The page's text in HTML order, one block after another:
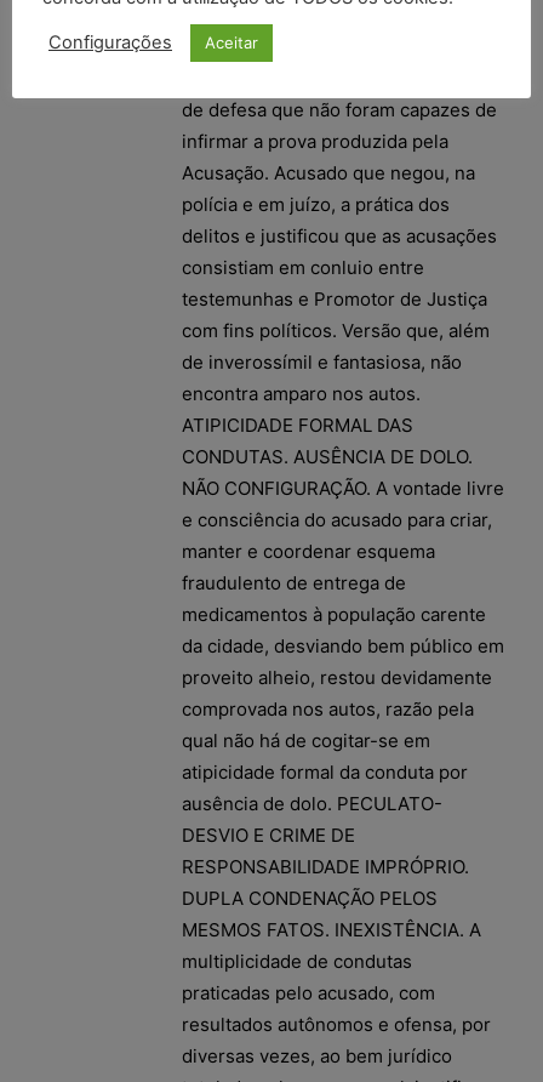
do acusado, que, à época, ocupava o
cargo de diretor da saúde na
de defesa que não foram capazes de
infirmar a prova produzida pela
Acusação. Acusado que negou, na
polícia e em juízo, a prática dos
delitos e justificou que as acusações
consistiam em conluio entre
testemunhas e Promotor de Justiça
com fins políticos. Versão que, além
de inverossímil e fantasiosa, não
encontra amparo nos autos.
ATIPICIDADE FORMAL DAS
CONDUTAS. AUSÊNCIA DE DOLO.
NÃO CONFIGURAÇÃO. A vontade livre
e consciência do acusado para criar,
manter e coordenar esquema
fraudulento de entrega de
medicamentos à população carente
da cidade, desviando bem público em
proveito alheio, restou devidamente
comprovada nos autos, razão pela
qual não há de cogitar-se em
atipicidade formal da conduta por
ausência de dolo. PECULATO-
DESVIO E CRIME DE
RESPONSABILIDADE IMPRÓPRIO.
DUPLA CONDENAÇÃO PELOS
MESMOS FATOS. INEXISTÊNCIA. A
multiplicidade de condutas
praticadas pelo acusado, com
resultados autônomos e ofensa, por
diversas vezes, ao bem jurídico
Configurações Aceitar